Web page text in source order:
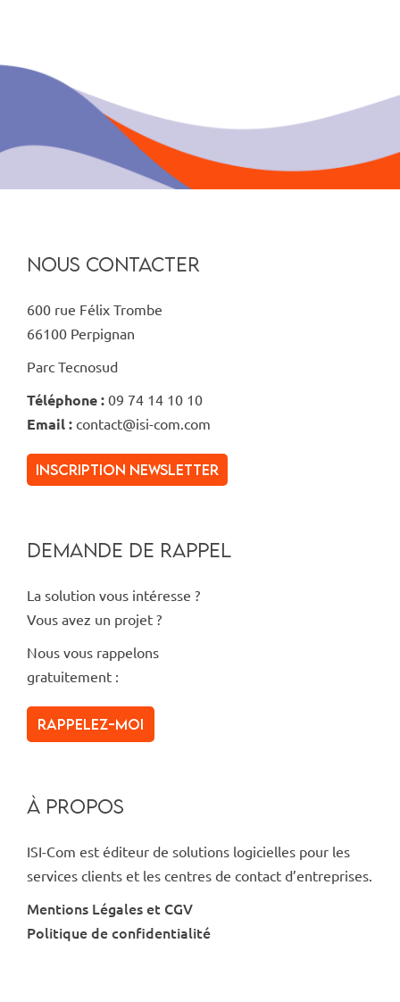
NOUS CONTACTER
600 rue Félix Trombe
66100 Perpignan
Parc Tecnosud
Téléphone : 09 74 14 10 10
Email : contact@isi-com.com
inscription newsletter
DEMANDE DE RAPPEL
La solution vous intéresse ?
Vous avez un projet ?
Nous vous rappelons
gratuitement :
Rappelez-moi
À PROPOS
ISI-Com est éditeur de solutions logicielles pour les
services clients et les centres de contact d’entreprises.
Mentions Légales et CGV
Politique de confidentialité